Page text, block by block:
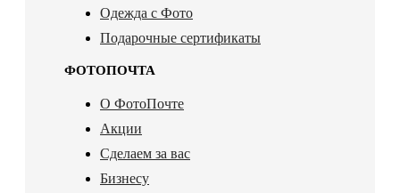
Одежда с Фото
Подарочные сертификаты
ФОТОПОЧТА
О ФотоПочте
Акции
Сделаем за вас
Бизнесу